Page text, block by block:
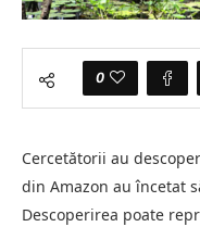
0
Cercetătorii au
din Amazon au încetat
Descoperirea poate